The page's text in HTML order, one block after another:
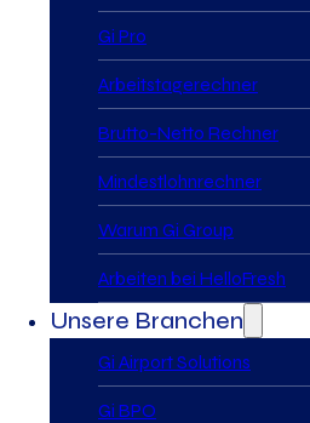
Gi Pro
Arbeitstagerechner
Brutto-Netto Rechner
Mindestlohnrechner
Warum Gi Group
Arbeiten bei HelloFresh
Unsere Branchen
Gi Airport Solutions
Gi BPO